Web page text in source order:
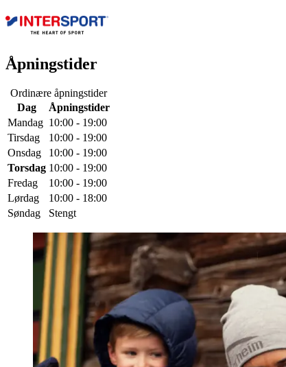
Åpningstider
Ordinære åpningstider
Dag
Åpningstider
Mandag 10:00 - 19:00
Tirsdag
10:00 - 19:00
Onsdag
10:00 - 19:00
Torsdag 10:00 - 19:00
Fredag
10:00 - 19:00
Lørdag
10:00 - 18:00
Søndag
Stengt